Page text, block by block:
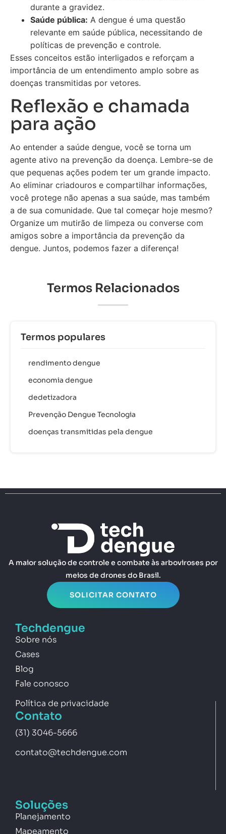
durante a gravidez.
Saúde pública: A dengue é uma questão
relevante em saúde pública, necessitando de
políticas de prevenção e controle.
Esses conceitos estão interligados e reforçam a
importância de um entendimento amplo sobre as
doenças transmitidas por vetores.
Reflexão e chamada
para ação
Ao entender a saúde dengue, você se torna um
agente ativo na prevenção da doença. Lembre-se de
que pequenas ações podem ter um grande impacto.
Ao eliminar criadouros e compartilhar informações,
você protege não apenas a sua saúde, mas também
a de sua comunidade. Que tal começar hoje mesmo?
Organize um mutirão de limpeza ou converse com
amigos sobre a importância da prevenção da
dengue. Juntos, podemos fazer a diferença!
Termos Relacionados
Termos populares
rendimento dengue
economia dengue
dedetizadora
Prevenção Dengue Tecnologia
doenças transmitidas pela dengue
A maior solução de controle e combate às arboviroses por
meios de drones do Brasil.
SOLICITAR CONTATO
Techdengue
Sobre nós
Cases
Blog
Fale conosco
Política de privacidade
Contato
(31) 3046-5666
contato@techdengue.com
Soluções
Planejamento
Mapeamento